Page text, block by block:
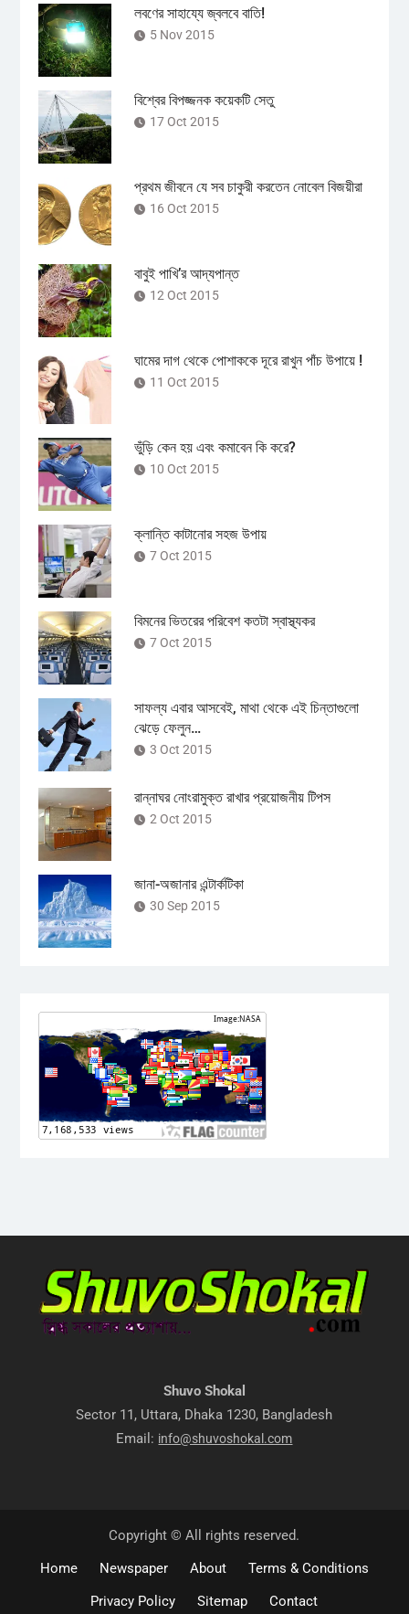
লবণের সাহায্যে জ্বলবে বাতি!
5 Nov 2015
বিশ্বের বিপজ্জনক কয়েকটি সেতু
17 Oct 2015
প্রথম জীবনে যে সব চাকুরী করতেন নোবেল বিজয়ীরা
16 Oct 2015
বাবুই পাখি’র আদ্যপান্ত
12 Oct 2015
ঘামের দাগ থেকে পোশাককে দূরে রাখুন পাঁচ উপায়ে !
11 Oct 2015
ভুঁড়ি কেন হয় এবং কমাবেন কি করে?
10 Oct 2015
ক্লান্তি কাটানোর সহজ উপায়
7 Oct 2015
বিমনের ভিতরের পরিবেশ কতটা স্বাস্থ্যকর
7 Oct 2015
সাফল্য এবার আসবেই, মাথা থেকে এই চিন্তাগুলো
ঝেড়ে ফেলুন…
3 Oct 2015
রান্নাঘর নোংরামুক্ত রাখার প্রয়োজনীয় টিপস
2 Oct 2015
জানা-অজানার এন্টার্কটিকা
30 Sep 2015
Shuvo Shokal
Sector 11, Uttara, Dhaka 1230, Bangladesh
Email: info@shuvoshokal.com
Copyright © All rights reserved.
Home
Newspaper About
Terms & Conditions
Privacy Policy
Sitemap Contact